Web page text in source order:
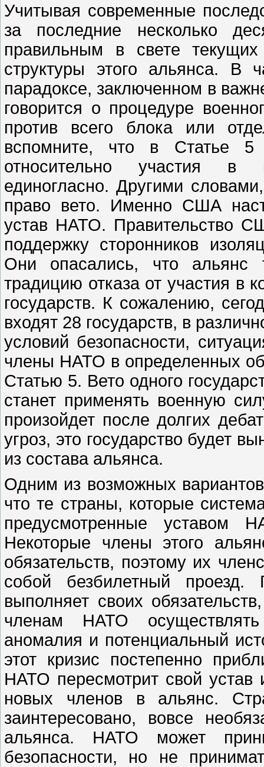
Учитывая современные
за последние несколько
правильным в свете
структуры этого альянса. В
парадоксе, заключенном в
говорится о процедуре
против всего блока или
вспомните, что в Статье
относительно участия в
единогласно. Другими
право вето. Именно США
устав НАТО. Правительство
поддержку сторонников
Они опасались, что альянс
традицию отказа от участия в
государств. К сожалению,
входят 28 государств, в
условий безопасности,
члены НАТО в определенных
Статью 5. Вето одного
станет применять военную
произойдет после долгих
угроз, это государство будет
из состава альянса.
Одним из возможных
что те страны, которые
предусмотренные уставом
Некоторые члены этого
обязательств, поэтому их
собой безбилетный
выполняет своих
членам НАТО
аномалия и потенциальный
этот кризис постепенно
НАТО пересмотрит свой
новых членов в альянс.
заинтересовано, вовсе
альянса. НАТО может
безопасности, но не